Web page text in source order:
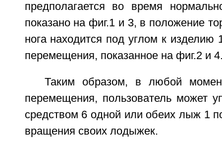
предполагается во время
показано на фиг.1 и 3, в положение
нога находится под углом к
перемещения, показанное на фиг.2 и
Таким образом, в любой
перемещения, пользователь может
средством 6 одной или обеих лыж 1
вращения своих лодыжек.